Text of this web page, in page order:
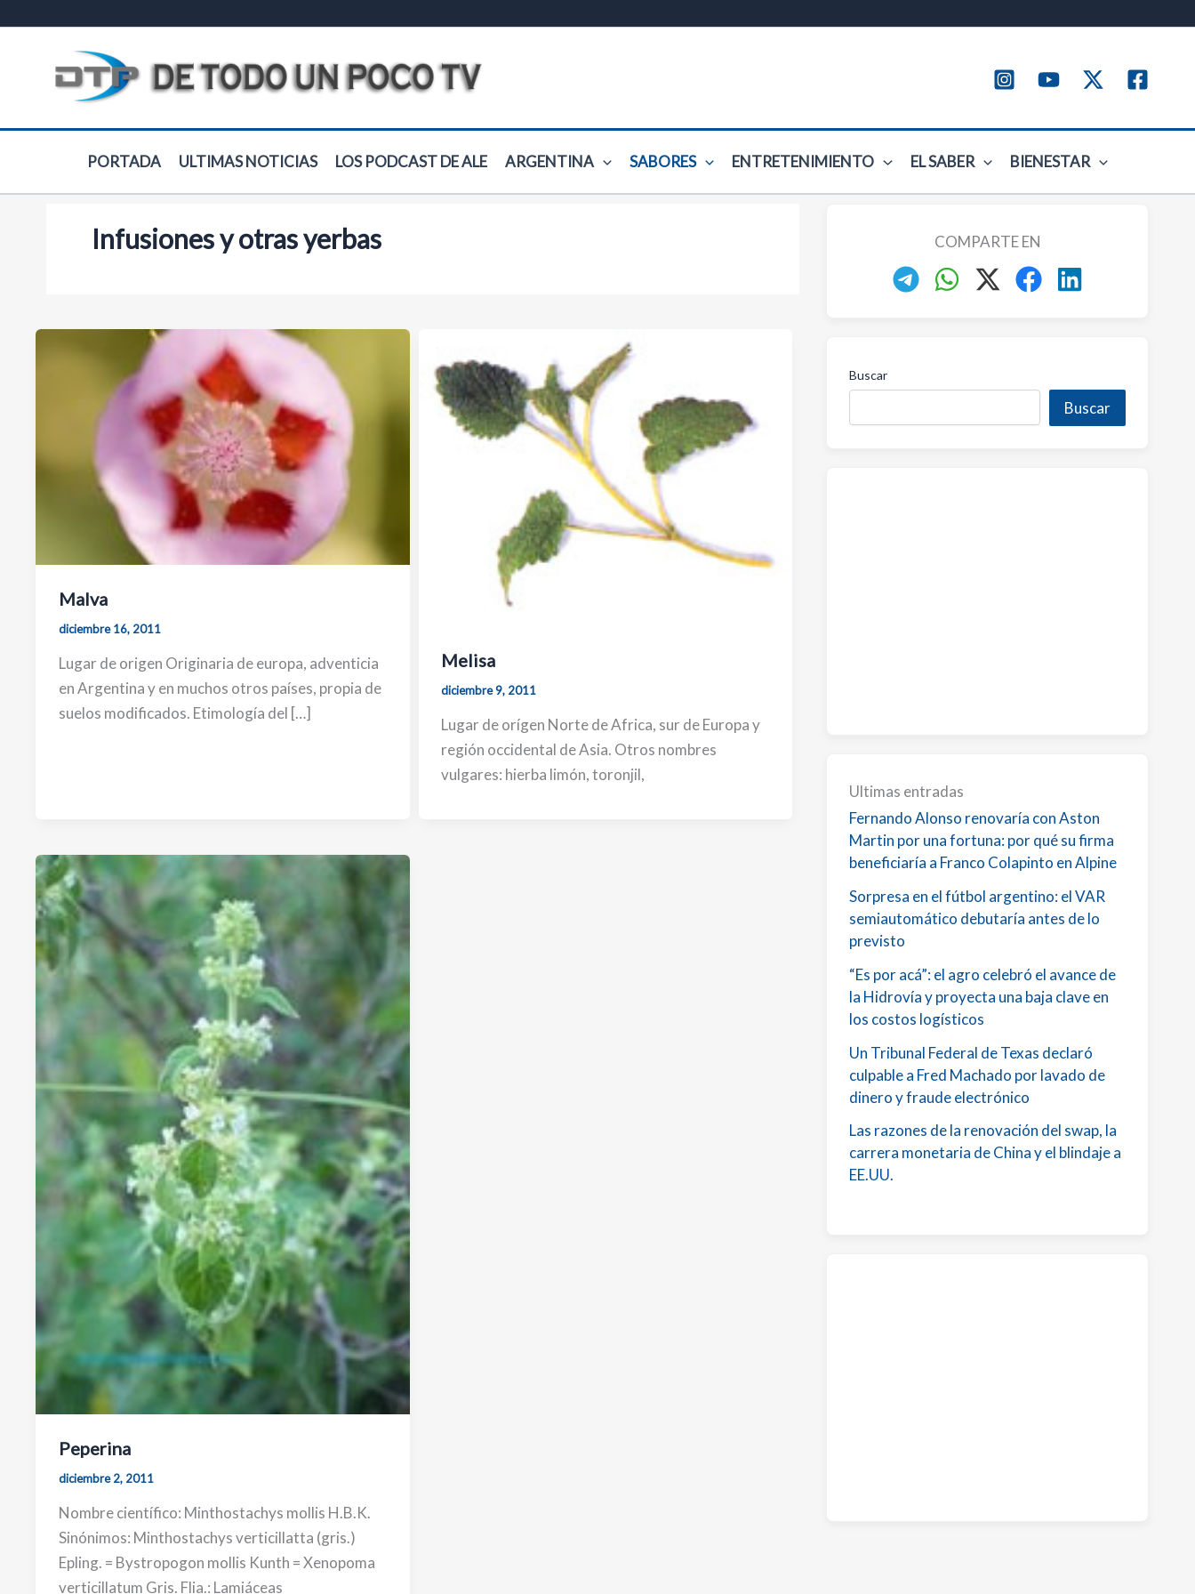
PORTADA ULTIMAS NOTICIAS LOS PODCAST DE ALE ARGENTINA SABORES ENTRETENIMIENTO EL SABER BIENESTAR
Infusiones y otras yerbas
Malva
diciembre 16, 2011
Lugar de origen Originaria de europa, adventicia
en Argentina y en muchos otros países, propia de
suelos modificados. Etimología del […]
Melisa
diciembre 9, 2011
Lugar de orígen Norte de Africa, sur de Europa y
región occidental de Asia. Otros nombres
vulgares: hierba limón, toronjil,
Peperina
diciembre 2, 2011
Nombre científico: Minthostachys mollis H.B.K.
Sinónimos: Minthostachys verticillatta (gris.)
Epling. = Bystropogon mollis Kunth = Xenopoma
verticillatum Gris. Flia.: Lamiáceas
COMPARTE EN
Buscar
Buscar
Ultimas entradas
Fernando Alonso renovaría con Aston
Martin por una fortuna: por qué su firma
beneficiaría a Franco Colapinto en Alpine
Sorpresa en el fútbol argentino: el VAR
semiautomático debutaría antes de lo
previsto
“Es por acá”: el agro celebró el avance de
la Hidrovía y proyecta una baja clave en
los costos logísticos
Un Tribunal Federal de Texas declaró
culpable a Fred Machado por lavado de
dinero y fraude electrónico
Las razones de la renovación del swap, la
carrera monetaria de China y el blindaje a
EE.UU.